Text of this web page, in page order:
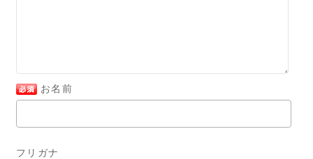
お名前
フリガナ